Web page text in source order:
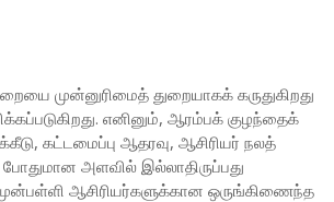
முன்னுரிமைத் துறையாகக் கருதுகிறது
எனினும், ஆரம்பக் குழந்தைக்
கட்டமைப்பு ஆதரவு, ஆசிரியர் நலத்
அளவில் இல்லாதிருப்பது
முன்பள்ளி ஆசிரியர்களுக்கான ஒருங்கிணைந்த